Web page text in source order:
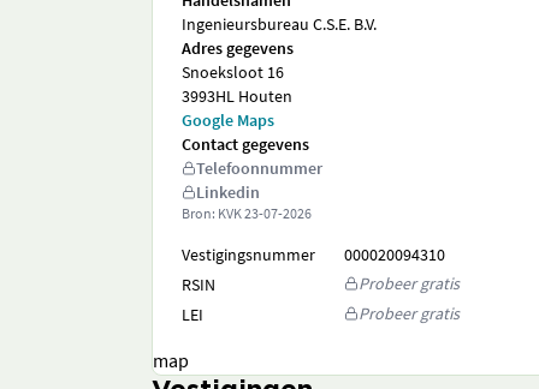
Ingenieursbureau C.S.E. B.V.
Adres gegevens
Snoeksloot 16
3993HL Houten
Google Maps
Contact gegevens
Telefoonnummer
Linkedin
Bron: KVK23-07-2026
Vestigingsnummer
000020094310
RSIN
Probeer gratis
LEI
Probeer gratis
map